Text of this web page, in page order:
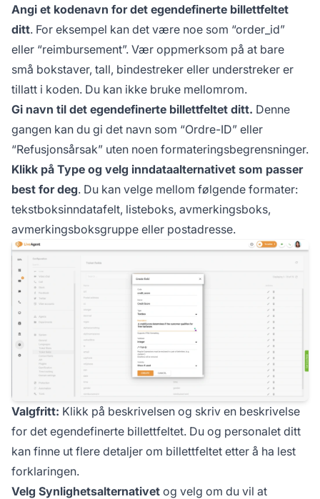
Angi et kodenavn for det egendefinerte billettfeltet
ditt. For eksempel kan det være noe som “order_id”
eller “reimbursement”. Vær oppmerksom på at bare
små bokstaver, tall, bindestreker eller understreker er
tillatt i koden. Du kan ikke bruke mellomrom.
Gi navn til det egendefinerte billettfeltet ditt. Denne
gangen kan du gi det navn som “Ordre-ID” eller
“Refusjonsårsak” uten noen formateringsbegrensninger.
Klikk på Type og velg inndataalternativet som passer
best for deg. Du kan velge mellom følgende formater:
tekstboksinndatafelt, listeboks, avmerkingsboks,
avmerkingsboksgruppe eller postadresse.
Valgfritt: Klikk på beskrivelsen og skriv en beskrivelse
for det egendefinerte billettfeltet. Du og personalet ditt
kan finne ut flere detaljer om billettfeltet etter å ha lest
forklaringen.
Velg Synlighetsalternativet og velg om du vil at